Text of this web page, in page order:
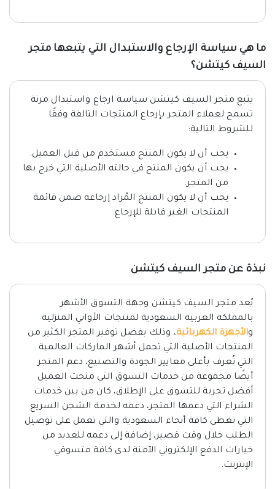
ما هي سياسة الإرجاع والاستبدال التي يتبعها متجر
السيف كيتشن؟
يتبع متجر السيف كيتشن سياسة ارجاع واستبدال مرنة
تسمح لعملاء المتجر بإرجاع المنتجات التالفة وفقًا
للشروط التالية:
يجب أن لا يكون المنتج مستخدم من قبل العميل.
يجب أن يكون المنتج في حالته الأصلية التي خرج بها
من المتجر.
يجب أن لا يكون المنتج المُراد إرجاعه ضمن قائمة
المنتجات الغير قابلة للإرجاع.
نبذة عن متجر السيف كيتشن
يُعد متجر السيف كيتشن وجهة التسوق الأشهر
بالمملكة العربية السعودية لمنتجات الأواني المنزلية
والأجهزة الكهربائية، وذلك بفضل توفير المتجر الكثير من
المنتجات الأصلية التي تحمل أشهر الماركات العالمية
التي تُعرف بأعلى معايير الجودة والتصنيع، دعم المتجر
أيضًا مجموعة من خدمات التسوق التي منحت العميل
أفضل تجربة للتسوق على الإطلاق، كان من بين خدمات
الشراء التي دعمها المتجر، دعمه لخدمة الشحن السريع
التي تغطى كافة أنحاء السعودية والتي تعمل على توصيل
الطلب خلال وقت قصير، إضافة إلى دعمه للعديد من
خيارات الدفع الإلكتروني الآمنة لدى كافة متسوقي
الإنترنت.